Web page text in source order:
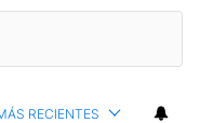
RECIENTES